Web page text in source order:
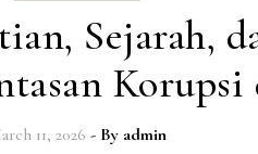
Sejarah,
11, 2026 - By admin